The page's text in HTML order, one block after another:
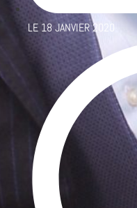
LE 18 JANVIER 2020